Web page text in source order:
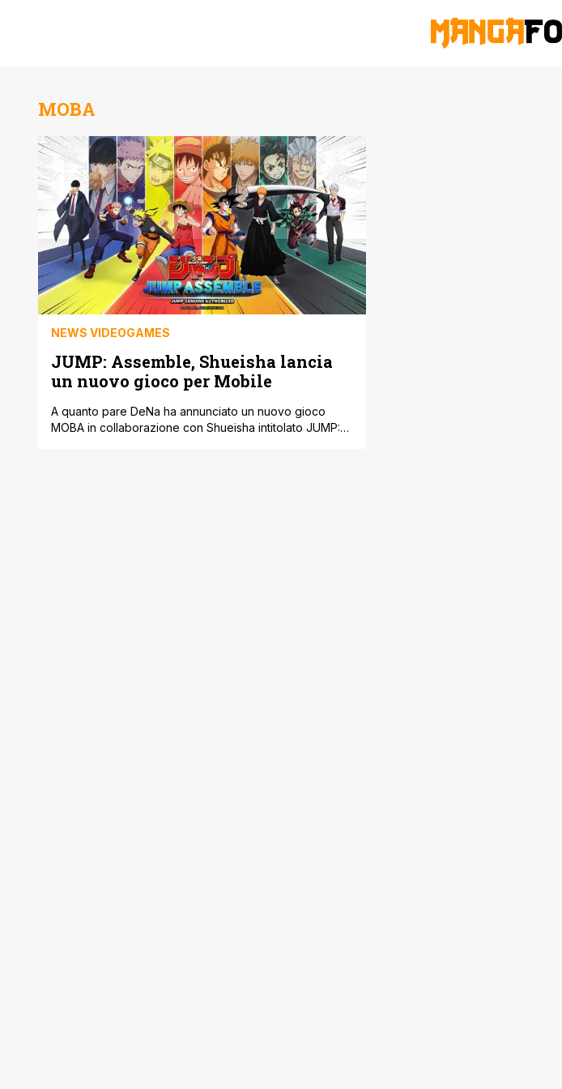
MOBA
NEWS VIDEOGAMES
JUMP: Assemble, Shueisha lancia
un nuovo gioco per Mobile
A quanto pare DeNa ha annunciato un nuovo gioco
MOBA in collaborazione con Shueisha intitolato JUMP: